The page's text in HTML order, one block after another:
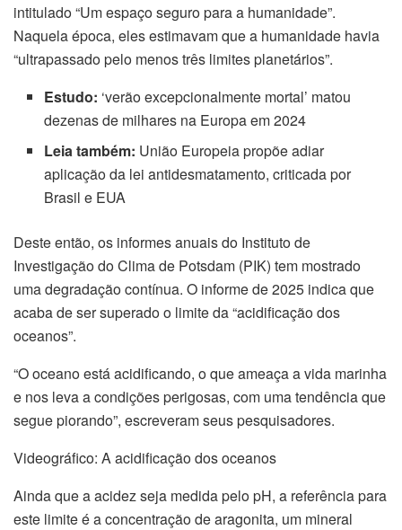
intitulado “Um espaço seguro para a humanidade”.
Naquela época, eles estimavam que a humanidade havia
“ultrapassado pelo menos três limites planetários”.
Estudo: ‘verão excepcionalmente mortal’ matou
dezenas de milhares na Europa em 2024
Leia também: União Europeia propõe adiar
aplicação da lei antidesmatamento, criticada por
Brasil e EUA
Deste então, os informes anuais do Instituto de
Investigação do Clima de Potsdam (PIK) tem mostrado
uma degradação contínua. O informe de 2025 indica que
acaba de ser superado o limite da “acidificação dos
oceanos”.
“O oceano está acidificando, o que ameaça a vida marinha
e nos leva a condições perigosas, com uma tendência que
segue piorando”, escreveram seus pesquisadores.
Videográfico: A acidificação dos oceanos
Ainda que a acidez seja medida pelo pH, a referência para
este limite é a concentração de aragonita, um mineral